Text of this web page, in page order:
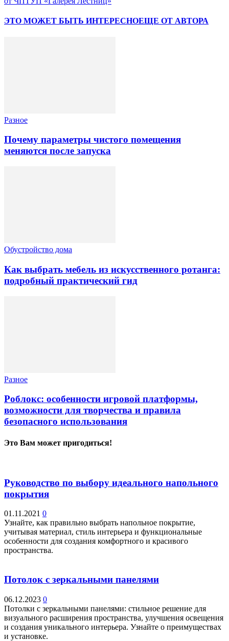
ЭТО МОЖЕТ БЫТЬ ИНТЕРЕСНОЕЩЕ ОТ АВТОРА
Разное
Почему параметры чистого помещения
меняются после запуска
Обустройство дома
Как выбрать мебель из искусственного ротанга:
подробный практический гид
Разное
Роблокс: особенности игровой платформы,
возможности для творчества и правила
безопасного использования
Это Вам может пригодиться!
Руководство по выбору идеального напольного
покрытия
01.11.2021 0
Узнайте, как правильно выбрать напольное покрытие,
учитывая материал, стиль интерьера и функциональные
особенности для создания комфортного и красивого
пространства.
Потолок с зеркальными панелями
06.12.2023 0
Потолки с зеркальными панелями: стильное решение для
визуального расширения пространства, улучшения освещения
и создания уникального интерьера. Узнайте о преимуществах
и установке.